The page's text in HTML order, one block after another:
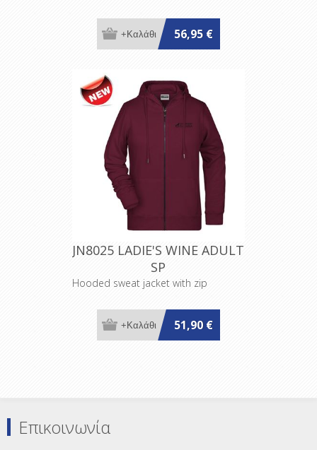
56,95 €
JN8025 LADIE'S WINE ADULT
SP
Hooded sweat jacket with zip
51,90 €
Επικοινωνία